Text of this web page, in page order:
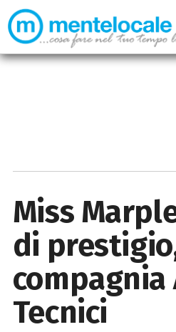
Miss
di
Tecnici